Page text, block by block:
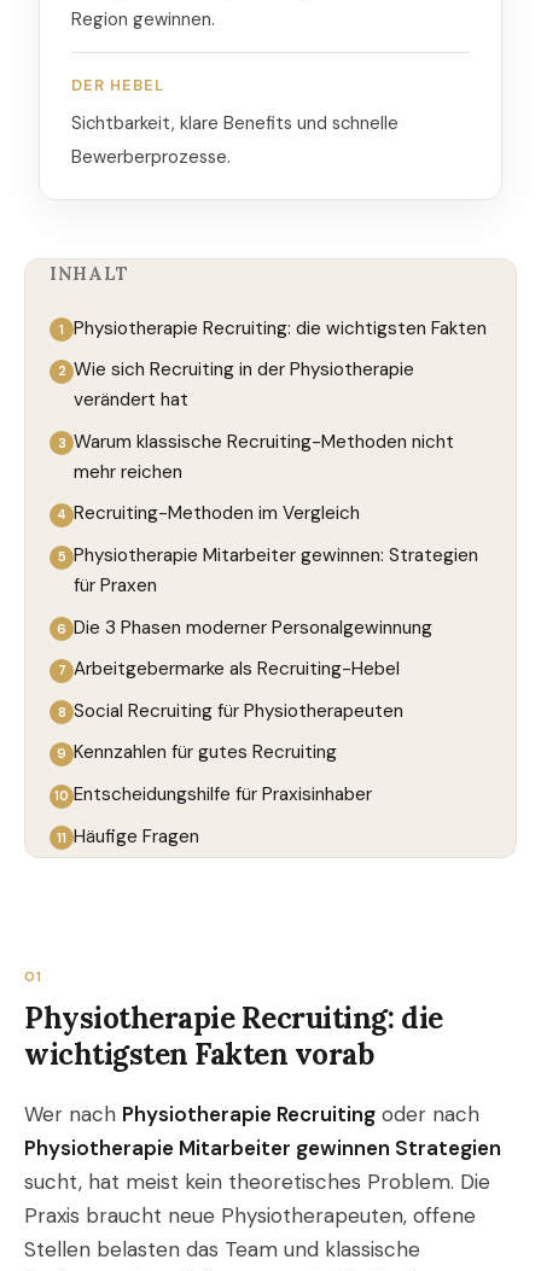
Region gewinnen.
DER HEBEL
Sichtbarkeit, klare Benefits und schnelle
Bewerberprozesse.
INHALT
Physiotherapie Recruiting: die wichtigsten Fakten
Wie sich Recruiting in der Physiotherapie
verändert hat
Warum klassische Recruiting-Methoden nicht
mehr reichen
Recruiting-Methoden im Vergleich
Physiotherapie Mitarbeiter gewinnen: Strategien
für Praxen
Die 3 Phasen moderner Personalgewinnung
Arbeitgebermarke als Recruiting-Hebel
Social Recruiting für Physiotherapeuten
Kennzahlen für gutes Recruiting
Entscheidungshilfe für Praxisinhaber
Häufige Fragen
01
Physiotherapie Recruiting: die
wichtigsten Fakten vorab
Wer nach Physiotherapie Recruiting oder nach
Physiotherapie Mitarbeiter gewinnen Strategien
sucht, hat meist kein theoretisches Problem. Die
Praxis braucht neue Physiotherapeuten, offene
Stellen belasten das Team und klassische